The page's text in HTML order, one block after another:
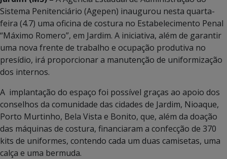
Sistema Penitenciário (Agepen) inaugurou nesta quarta-
feira (4.7) uma oficina de costura no Estabelecimento Penal
“Máximo Romero”, em Jardim. A iniciativa, além de garantir
uma nova frente de trabalho e ocupação produtiva no
presídio, irá proporcionar a manutenção de uniformização
dos internos.
A implantação do espaço foi possível graças ao apoio dos
conselhos da comunidade das cidades de Jardim, Nioaque,
Porto Murtinho, Bela Vista e Bonito, que, além da doação
das máquinas de costura, financiaram a confecção de 370
kits de uniformes, contendo cada um duas camisetas, uma
calça e uma bermuda.